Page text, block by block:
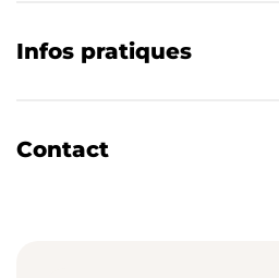
Infos pratiques
Contact